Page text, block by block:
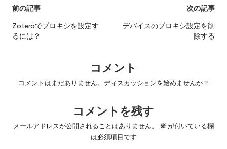
投
稿
ナ
ゲ
ョ
前の記事
Zoteroでプロキシを設定す
るには？
次の記事
デバイスのプロキシ設定を削
除する
コメント
コメントはまだありません。ディスカッションを始めませんか？
コメントを残す
メールアドレスが公開されることはありません。 ※ が付いている欄
は必須項目です